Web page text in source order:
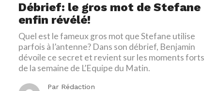
Débrief: le gros mot de Stefane
enfin révélé!
Quel est le fameux gros mot que Stefane utilise
parfois à l’antenne? Dans son débrief, Benjamin
dévoile ce secret et revient sur les moments forts
de la semaine de L’Equipe du Matin.
Par Rédaction